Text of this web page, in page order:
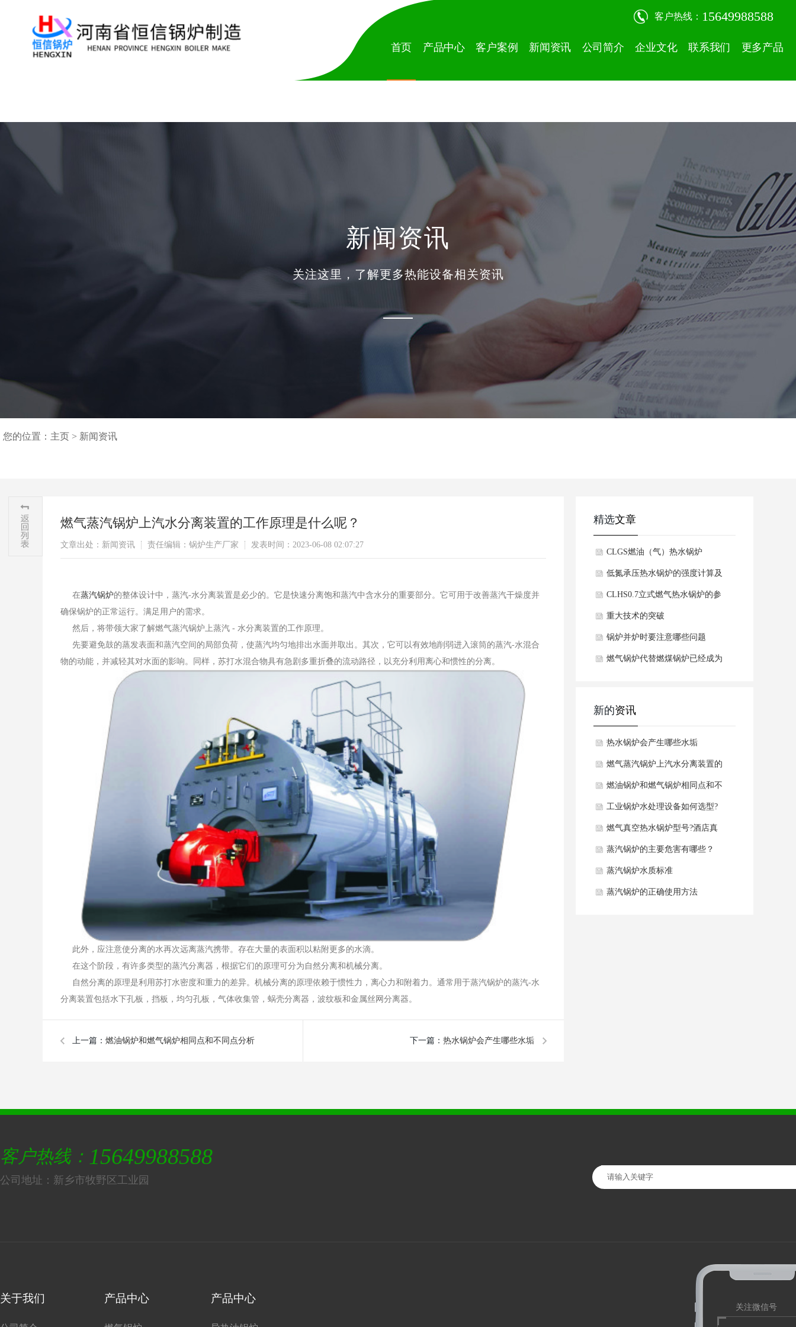
客户热线： 15649988588
首页 产品中心 客户案例 新闻资讯 公司简介 企业文化 联系我们 更多产品
新闻资讯
关注这里，了解更多热能设备相关资讯
您的位置： 主页 > 新闻资讯
燃气蒸汽锅炉上汽水分离装置的工作原理是什么呢？
文章出处：新闻资讯 责任编辑：锅炉生产厂家 发表时间：2023-06-08 02:07:27
在蒸汽锅炉的整体设计中，蒸汽-水分离装置是必少的。它是快速分离饱和蒸汽中含水分的重要部分。它可用于改善蒸汽干燥度并
确保锅炉的正常运行。满足用户的需求。
然后，将带领大家了解燃气蒸汽锅炉上蒸汽 - 水分离装置的工作原理。
先要避免鼓的蒸发表面和蒸汽空间的局部负荷，使蒸汽均匀地排出水面并取出。其次，它可以有效地削弱进入滚筒的蒸汽-水混合
物的动能，并减轻其对水面的影响。同样，苏打水混合物具有急剧多重折叠的流动路径，以充分利用离心和惯性的分离。
此外，应注意使分离的水再次远离蒸汽携带。存在大量的表面积以粘附更多的水滴。
在这个阶段，有许多类型的蒸汽分离器，根据它们的原理可分为自然分离和机械分离。
自然分离的原理是利用苏打水密度和重力的差异。机械分离的原理依赖于惯性力，离心力和附着力。通常用于蒸汽锅炉的蒸汽-水
分离装置包括水下孔板，挡板，均匀孔板，气体收集管，蜗壳分离器，波纹板和金属丝网分离器。
上一篇： 燃油锅炉和燃气锅炉相同点和不同点分析 下一篇： 热水锅炉会产生哪些水垢
精选文章
CLGS燃油（气）热水锅炉
低氮承压热水锅炉的强度计算及
CLHS0.7立式燃气热水锅炉的参
数
重大技术的突破
锅炉并炉时要注意哪些问题
燃气锅炉代替燃煤锅炉已经成为
新的资讯
热水锅炉会产生哪些水垢
燃气蒸汽锅炉上汽水分离装置的
工作原理是什么呢？
燃油锅炉和燃气锅炉相同点和不
同点分析
工业锅炉水处理设备如何选型?
燃气真空热水锅炉型号?酒店真
空热水锅炉如何选型？
蒸汽锅炉的主要危害有哪些？
蒸汽锅炉水质标准
蒸汽锅炉的正确使用方法
客户热线： 15649988588
公司地址：新乡市牧野区工业园
关于我们 产品中心 产品中心
关注微信号